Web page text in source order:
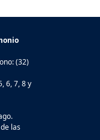
(32)
6, 7, 8 y
las